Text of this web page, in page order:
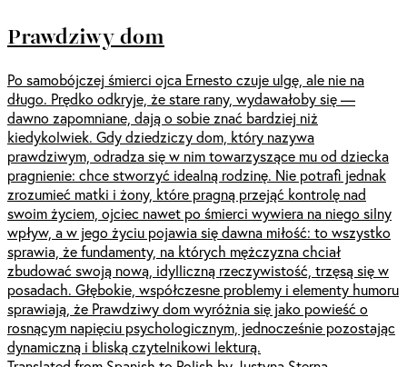
Prawdziwy dom
Po samobójczej śmierci ojca Ernesto czuje ulgę, ale nie na
długo. Prędko odkryje, że stare rany, wydawałoby się —
dawno zapomniane, dają o sobie znać bardziej niż
kiedykolwiek. Gdy dziedziczy dom, który nazywa
prawdziwym, odradza się w nim towarzyszące mu od dziecka
pragnienie: chce stworzyć idealną rodzinę. Nie potrafi jednak
zrozumieć matki i żony, które pragną przejąć kontrolę nad
swoim życiem, ojciec nawet po śmierci wywiera na niego silny
wpływ, a w jego życiu pojawia się dawna miłość: to wszystko
sprawia, że fundamenty, na których mężczyzna chciał
zbudować swoją nową, idylliczną rzeczywistość, trzęsą się w
posadach. Głębokie, współczesne problemy i elementy humoru
sprawiają, że Prawdziwy dom wyróżnia się jako powieść o
rosnącym napięciu psychologicznym, jednocześnie pozostając
dynamiczną i bliską czytelnikowi lekturą.